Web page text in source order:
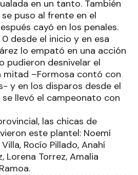
en un tanto. También
puso al frente en el
cayó en los penales.
desde el inicio y en esa
lo empató en una acción
pudieron desnivelar el
–Formosa contó con
y en los disparos desde el
llevó el campeonato con
las chicas de
este plantel: Noemí
Rocío Pillado, Anahí
Lorena Torrez, Amalia